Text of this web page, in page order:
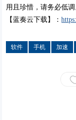
用且珍惜，请务必低调
【蓝奏云下载】：
软件 手机 加速